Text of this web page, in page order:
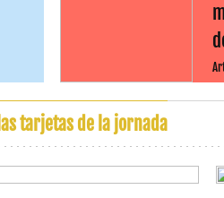
las tarjetas de la jornada